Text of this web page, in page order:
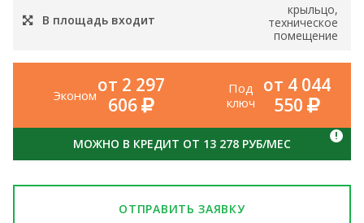
В площадь входит
крыльцо,
техническое
помещение
Экономот 2 297
606
Под
ключ
от 4 044
550
МОЖНО В КРЕДИТ ОТ 13 278 РУБ/МЕС
!
ОТПРАВИТЬ ЗАЯВКУ